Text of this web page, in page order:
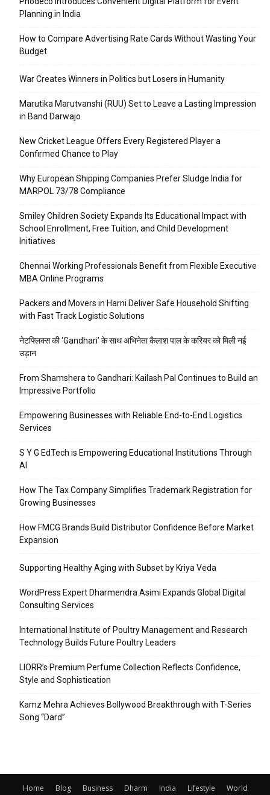
Planning in India
How to Compare Advertising Rate Cards Without Wasting Your
Budget
War Creates Winners in Politics but Losers in Humanity
Marutika Marutvanshi (RUU) Set to Leave a Lasting Impression
in Band Darwajo
New Cricket League Offers Every Registered Player a
Confirmed Chance to Play
Why European Shipping Companies Prefer Sludge India for
MARPOL 73/78 Compliance
Smiley Children Society Expands Its Educational Impact with
School Enrollment, Free Tuition, and Child Development
Initiatives
Chennai Working Professionals Benefit from Flexible Executive
MBA Online Programs
Packers and Movers in Harni Deliver Safe Household Shifting
with Fast Track Logistic Solutions
नेटफ्लिक्स की ‘Gandhari’ के साथ अभिनेता कैलाश पाल के करियर को मिली नई
उड़ान
From Shamshera to Gandhari: Kailash Pal Continues to Build an
Impressive Portfolio
Empowering Businesses with Reliable End-to-End Logistics
Services
S Y G EdTech is Empowering Educational Institutions Through
AI
How The Tax Company Simplifies Trademark Registration for
Growing Businesses
How FMCG Brands Build Distributor Confidence Before Market
Expansion
Supporting Healthy Aging with Subset by Kriya Veda
WordPress Expert Dharmendra Asimi Expands Global Digital
Consulting Services
International Institute of Poultry Management and Research
Technology Builds Future Poultry Leaders
LIORR’s Premium Perfume Collection Reflects Confidence,
Style and Sophistication
Kamz Mehra Achieves Bollywood Breakthrough with T-Series
Song “Dard”
Home Blog Business Dharm India Lifestyle World